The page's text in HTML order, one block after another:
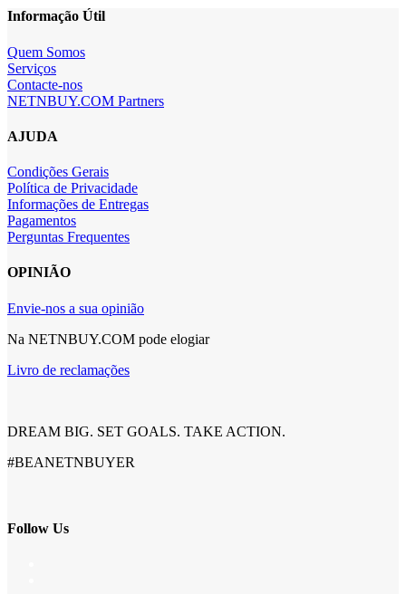
Informação Útil
Quem Somos
Serviços
Contacte-nos
NETNBUY.COM Partners
AJUDA
Condições Gerais
Política de Privacidade
Informações de Entregas
Pagamentos
Perguntas Frequentes
OPINIÃO
Envie-nos a sua opinião
Na NETNBUY.COM pode elogiar
Livro de reclamações
DREAM BIG. SET GOALS. TAKE ACTION.
#BEANETNBUYER
Follow Us